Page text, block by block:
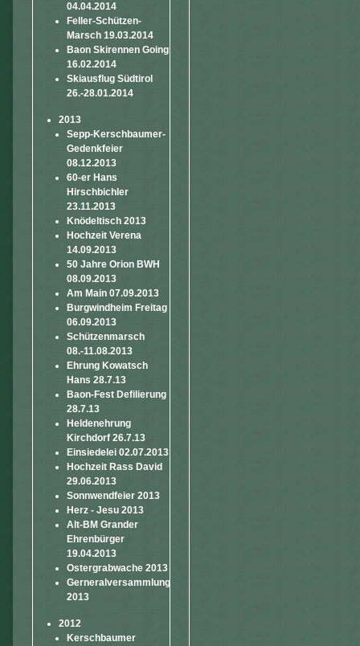
04.04.2014
Feller-Schützen-
Marsch 19.03.2014
Baon Skirennen Going
16.02.2014
Skiausflug Südtirol
26.-28.01.2014
2013
Sepp-Kerschbaumer-
Gedenkfeier
08.12.2013
60-er Hans
Hirschbichler
23.11.2013
Knödeltisch 2013
Hochzeit Verena
14.09.2013
50 Jahre Orion BWH
08.09.2013
Am Main 07.09.2013
Burgwindheim Freitag
06.09.2013
Schützenmarsch
08.-11.08.2013
Ehrung Kowatsch
Hans 28.7.13
Baon-Fest Defilierung
28.7.13
Heldenehrung
Kirchdorf 26.7.13
Einsiedelei 02.07.2013
Hochzeit Rass David
29.06.2013
Sonnwendfeier 2013
Herz - Jesu 2013
Alt-BM Grander
Ehrenbürger
19.04.2013
Ostergrabwache 2013
Gerneralversammlung
2013
2012
Kerschbaumer